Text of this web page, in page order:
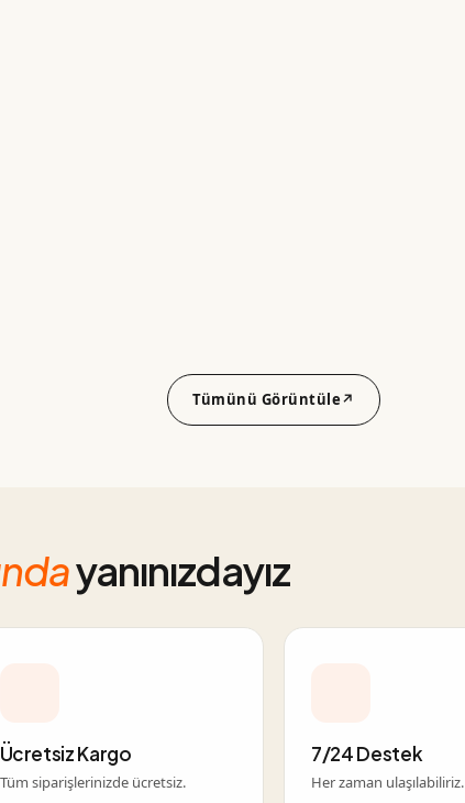
Tümünü Görüntüle↗
yanınızdayız
Ücretsiz Kargo
Tüm siparişlerinizde ücretsiz.
7/24 Destek
Her zaman ulaşılabiliriz.